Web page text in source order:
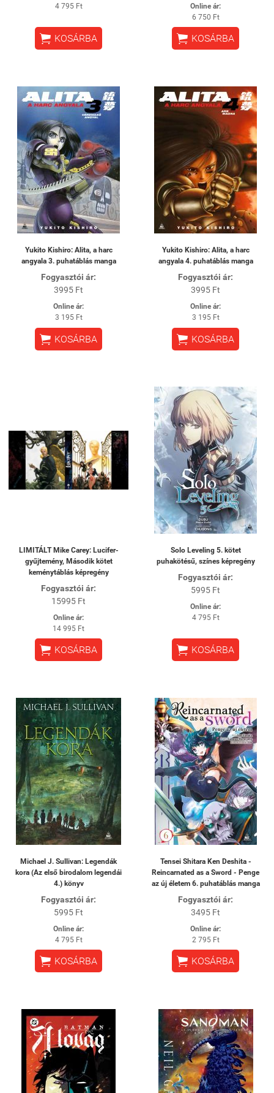
4 795 Ft
 KOSÁRBA
Online ár:
6 750 Ft
 KOSÁRBA
Yukito Kishiro: Alita, a harc
angyala 3. puhatáblás manga
Fogyasztói ár:
3995 Ft
Online ár:
3 195 Ft
 KOSÁRBA
Yukito Kishiro: Alita, a harc
angyala 4. puhatáblás manga
Fogyasztói ár:
3995 Ft
Online ár:
3 195 Ft
 KOSÁRBA
LIMITÁLT Mike Carey: Lucifer-
gyűjtemény, Második kötet
keménytáblás képregény
Fogyasztói ár:
15995 Ft
Online ár:
14 995 Ft
 KOSÁRBA
Solo Leveling 5. kötet
puhakötésű, színes képregény
Fogyasztói ár:
5995 Ft
Online ár:
4 795 Ft
 KOSÁRBA
Michael J. Sullivan: Legendák
kora (Az első birodalom legendái
4.) könyv
Fogyasztói ár:
5995 Ft
Online ár:
4 795 Ft
 KOSÁRBA
Tensei Shitara Ken Deshita -
Reincarnated as a Sword - Penge
az új életem 6. puhatáblás manga
Fogyasztói ár:
3495 Ft
Online ár:
2 795 Ft
 KOSÁRBA